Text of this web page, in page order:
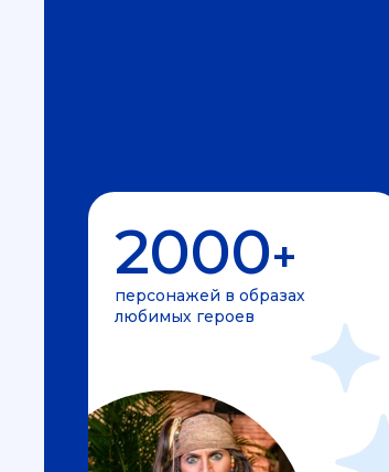
2000+
персонажей в образах
любимых героев